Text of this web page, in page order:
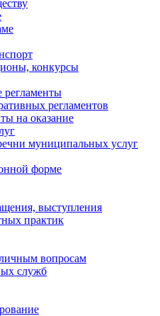
конкурсы
регламентов
на оказание
муниципальных услуг
форме
выступления
практик
вопросам
служб